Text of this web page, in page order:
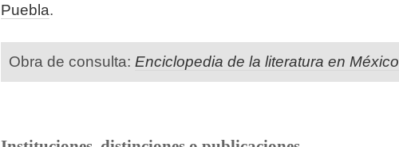
Puebla.
Obra de consulta: Enciclopedia de la literatura en México